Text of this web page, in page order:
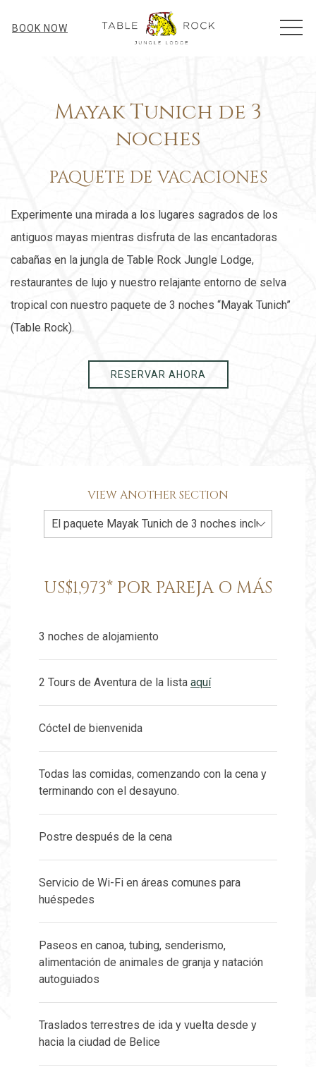
BOOK NOW
Mayak Tunich de 3
noches
PAQUETE DE VACACIONES
Experimente una mirada a los lugares sagrados de los
antiguos mayas mientras disfruta de las encantadoras
cabañas en la jungla de Table Rock Jungle Lodge,
restaurantes de lujo y nuestro relajante entorno de selva
tropical con nuestro paquete de 3 noches “Mayak Tunich”
(Table Rock).
RESERVAR AHORA
VIEW ANOTHER SECTION
US$1,973* POR PAREJA O MÁS
3 noches de alojamiento
2 Tours de Aventura de la lista aquí
Cóctel de bienvenida
Todas las comidas, comenzando con la cena y
terminando con el desayuno.
Postre después de la cena
Servicio de Wi-Fi en áreas comunes para
huéspedes
Paseos en canoa, tubing, senderismo,
alimentación de animales de granja y natación
autoguiados
Traslados terrestres de ida y vuelta desde y
hacia la ciudad de Belice